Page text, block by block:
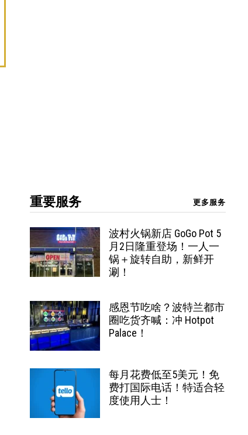
重要服务 更多服务
波村火锅新店 GoGo Pot 5
月2日隆重登场！一人一
锅＋旋转自助，新鲜开
涮！
感恩节吃啥？波特兰都市
圈吃货齐喊：冲 Hotpot
Palace！
每月花费低至5美元！免
费打国际电话！特适合轻
度使用人士！